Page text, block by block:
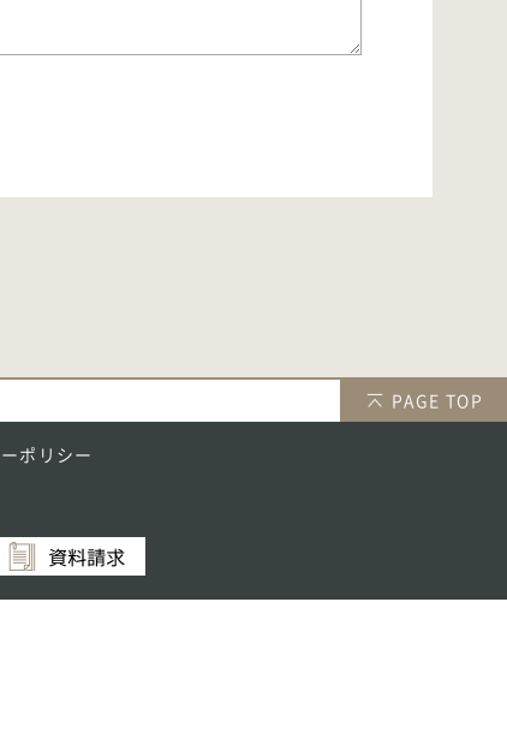
PAGE TOP
ポリシー